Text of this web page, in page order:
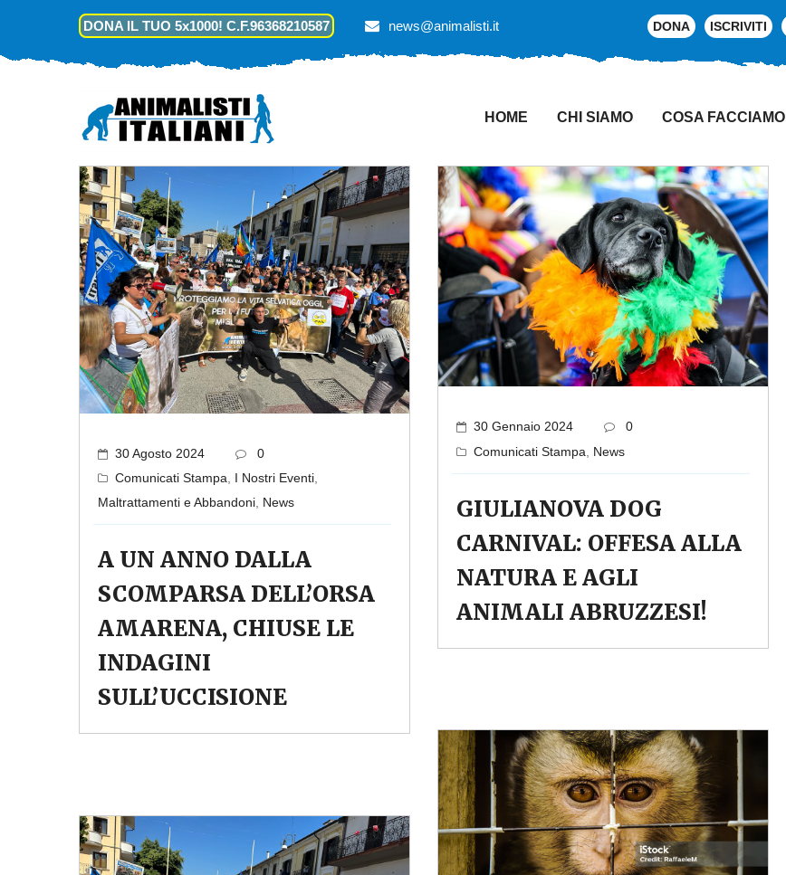
DONA IL TUO 5x1000! C.F.96368210587 news@animalisti.it DONA ISCRIVITI
HOME CHI SIAMO COSA FACCIAMO
30 Agosto 2024
0
Comunicati Stampa
I Nostri Eventi
Maltrattamenti e Abbandoni News
A UN ANNO DALLA
SCOMPARSA DELL’ORSA
AMARENA, CHIUSE LE
INDAGINI
SULL’UCCISIONE
30 Gennaio 2024
0
Comunicati Stampa
News
GIULIANOVA DOG
CARNIVAL: OFFESA ALLA
NATURA E AGLI
ANIMALI ABRUZZESI!